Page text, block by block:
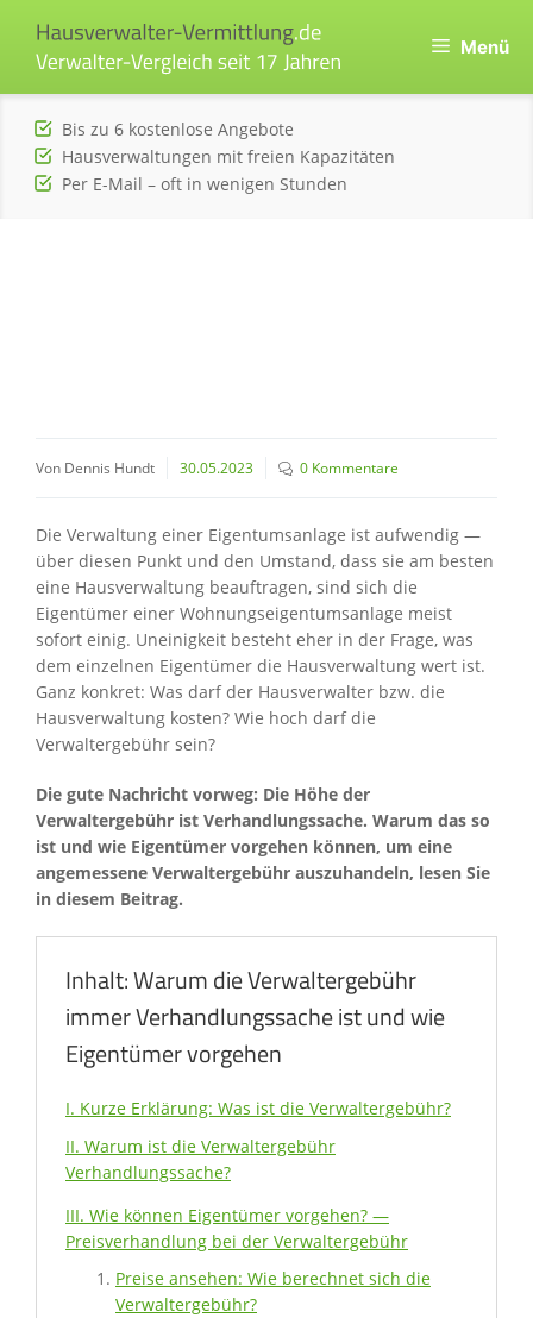
Inhalt
springen
Menü
Bis zu 6 kostenlose Angebote
Hausverwaltungen mit freien Kapazitäten
Per E-Mail – oft in wenigen Stunden
Von Dennis Hundt 30.05.2023 0 Kommentare
Die Verwaltung einer Eigentumsanlage ist aufwendig —
über diesen Punkt und den Umstand, dass sie am besten
eine Hausverwaltung beauftragen, sind sich die
Eigentümer einer Wohnungseigentumsanlage meist
sofort einig. Uneinigkeit besteht eher in der Frage, was
dem einzelnen Eigentümer die Hausverwaltung wert ist.
Ganz konkret: Was darf der Hausverwalter bzw. die
Hausverwaltung kosten? Wie hoch darf die
Verwaltergebühr sein?
Die gute Nachricht vorweg: Die Höhe der
Verwaltergebühr ist Verhandlungssache. Warum das so
ist und wie Eigentümer vorgehen können, um eine
angemessene Verwaltergebühr auszuhandeln, lesen Sie
in diesem Beitrag.
Inhalt: Warum die Verwaltergebühr
immer Verhandlungssache ist und wie
Eigentümer vorgehen
I. Kurze Erklärung: Was ist die Verwaltergebühr?
II. Warum ist die Verwaltergebühr
Verhandlungssache?
III. Wie können Eigentümer vorgehen? —
Preisverhandlung bei der Verwaltergebühr
Preise ansehen: Wie berechnet sich die
Verwaltergebühr?